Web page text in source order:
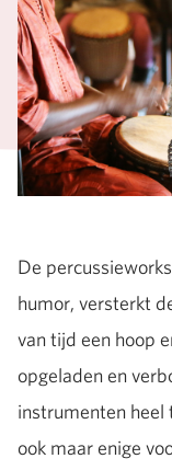
De
humor, versterkt
van tijd een hoop
opgeladen en
instrumenten heel
ook maar enige